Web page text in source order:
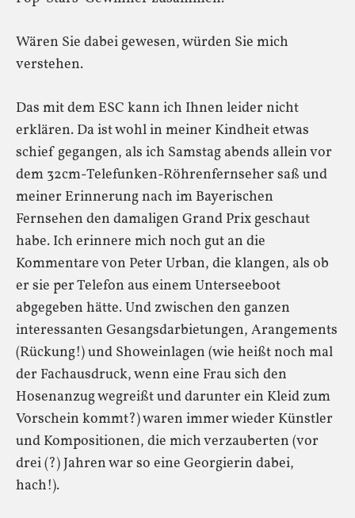
Wären Sie dabei gewesen, würden Sie mich
verstehen.
Das mit dem ESC kann ich Ihnen leider nicht
erklären. Da ist wohl in meiner Kindheit etwas
schief gegangen, als ich Samstag abends allein vor
dem 32cm-Telefunken-Röhrenfernseher saß und
meiner Erinnerung nach im Bayerischen
Fernsehen den damaligen Grand Prix geschaut
habe. Ich erinnere mich noch gut an die
Kommentare von Peter Urban, die klangen, als ob
er sie per Telefon aus einem Unterseeboot
abgegeben hätte. Und zwischen den ganzen
interessanten Gesangsdarbietungen, Arangements
(Rückung!) und Showeinlagen (wie heißt noch mal
der Fachausdruck, wenn eine Frau sich den
Hosenanzug wegreißt und darunter ein Kleid zum
Vorschein kommt?) waren immer wieder Künstler
und Kompositionen, die mich verzauberten (vor
drei (?) Jahren war so eine Georgierin dabei,
hach!).